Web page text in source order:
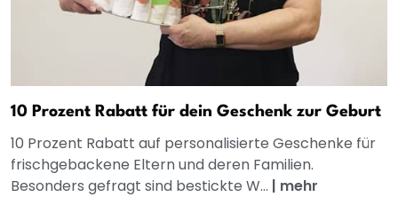
10 Prozent Rabatt für dein Geschenk zur Geburt
10 Prozent Rabatt auf personalisierte Geschenke für
frischgebackene Eltern und deren Familien.
Besonders gefragt sind bestickte W... | mehr